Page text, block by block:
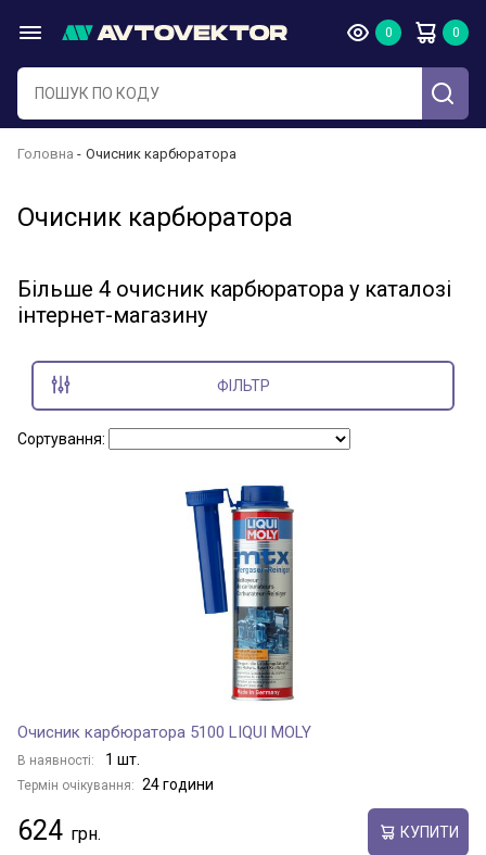
Головна Очисник карбюратора
Очисник карбюратора
Більше 4 очисник карбюратора у каталозі
інтернет-магазину
ФІЛЬТР
Сортування:
Очисник карбюратора 5100 LIQUI MOLY
В наявності: 1 шт.
Термін очікування: 24 години
624 КУПИТИ